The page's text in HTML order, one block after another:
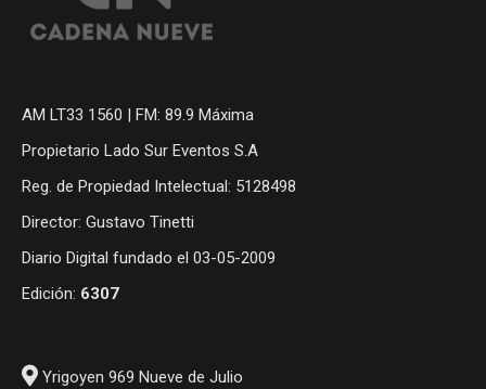
AM LT33 1560 | FM: 89.9 Máxima
Propietario Lado Sur Eventos S.A
Reg. de Propiedad Intelectual: 5128498
Director: Gustavo Tinetti
Diario Digital fundado el 03-05-2009
Edición: 6307
Yrigoyen 969 Nueve de Julio